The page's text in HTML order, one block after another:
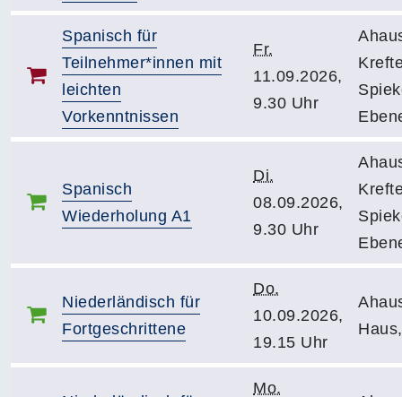
Spanisch für
Teilnehmer*innen mit
leichten
Vorkenntnissen
Fr.
11.09.2026,
9.30 Uhr
Spanisch
Wiederholung A1
Di.
08.09.2026,
9.30 Uhr
Niederländisch für
Fortgeschrittene
Do.
10.09.2026,
19.15 Uhr
Mo.